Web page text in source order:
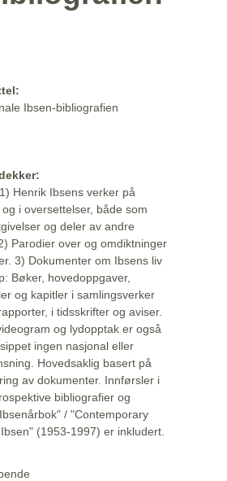
Ibsen-bibliografien
Henrik Ibsens verker på
i oversettelser, både som
og deler av andre
Parodier over og omdiktninger
3) Dokumenter om Ibsens liv
Bøker, hovedoppgaver,
og kapitler i samlingsverker
i tidsskrifter og aviser.
og lydopptak er også
ingen nasjonal eller
Hovedsaklig basert på
av dokumenter. Innførsler i
bibliografier og
/ "Contemporary
(1953-1997) er inkludert.